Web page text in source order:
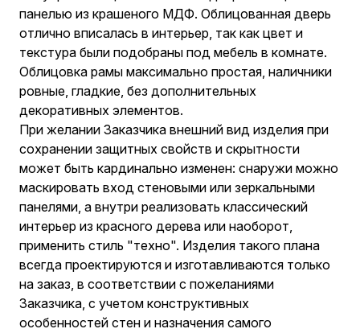
панелью из крашеного МДФ. Облицованная дверь
отлично вписалась в интерьер, так как цвет и
текстура были подобраны под мебель в комнате.
Облицовка рамы максимально простая, наличники
ровные, гладкие, без дополнительных
декоративных элементов.
При желании Заказчика внешний вид изделия при
сохранении защитных свойств и скрытности
может быть кардинально изменен: снаружи можно
маскировать вход стеновыми или зеркальными
панелями, а внутри реализовать классический
интерьер из красного дерева или наоборот,
применить стиль "техно". Изделия такого плана
всегда проектируются и изготавливаются только
на заказ, в соответствии с пожеланиями
Заказчика, с учетом конструктивных
особенностей стен и назначения самого